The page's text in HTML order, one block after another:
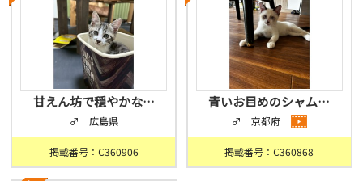
甘えん坊で穏やかな…
♂ 広島県
掲載番号：C360906
青いお目めのシャム…
♂ 京都府
掲載番号：C360868